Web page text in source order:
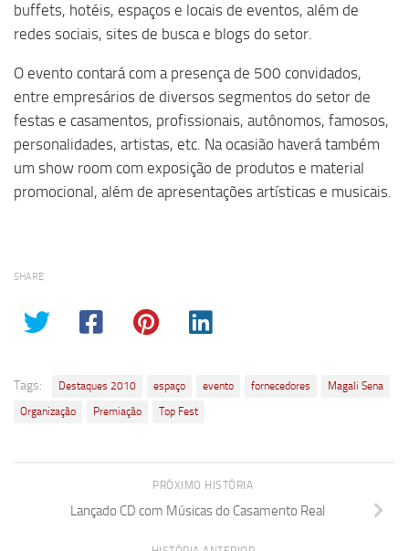
buffets, hotéis, espaços e locais de eventos, além de
redes sociais, sites de busca e blogs do setor.
O evento contará com a presença de 500 convidados,
entre empresários de diversos segmentos do setor de
festas e casamentos, profissionais, autônomos, famosos,
personalidades, artistas, etc. Na ocasião haverá também
um show room com exposição de produtos e material
promocional, além de apresentações artísticas e musicais.
SHARE
Tags: Destaques 2010 espaço evento fornecedores
Magali Sena
Organização
Premiação Top Fest
PRÓXIMO HISTÓRIA
Lançado CD com Músicas do Casamento Real